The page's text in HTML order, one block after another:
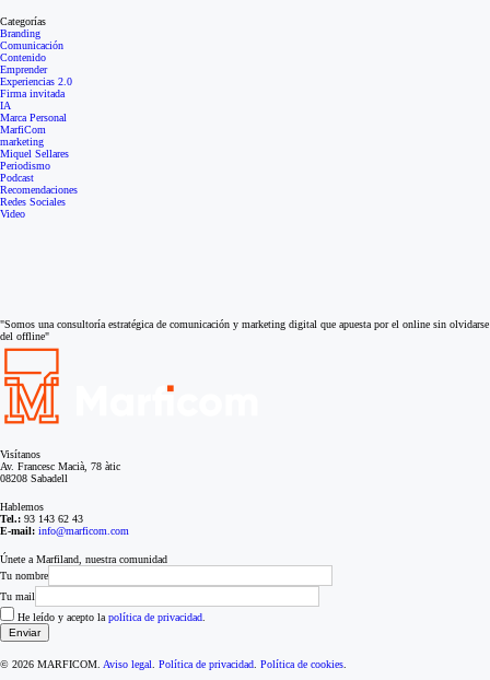
Categorías
Branding
Comunicación
Contenido
Emprender
Experiencias 2.0
Firma invitada
IA
Marca Personal
MarfiCom
marketing
Miquel Sellares
Periodismo
Podcast
Recomendaciones
Redes Sociales
Video
"Somos una consultoría estratégica de comunicación y marketing digital que apuesta por el online sin olvidarse
del offline"
Visítanos
Av. Francesc Macià, 78 àtic
08208 Sabadell
Hablemos
Tel.: 93 143 62 43
E-mail: info@marficom.com
Únete a Marfiland, nuestra comunidad
Tu nombre
Tu mail
He leído y acepto la política de privacidad
© 2026 MARFICOM. Aviso legal Política de privacidad Política de cookies